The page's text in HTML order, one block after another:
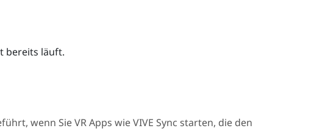
bereits läuft.
wenn Sie VR Apps wieVIVE Sync starten, die den